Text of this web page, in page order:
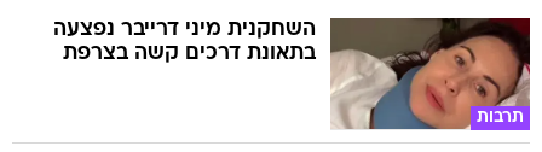
תרבות
השחקנית מיני דרייבר נפצעה
בתאונת דרכים קשה בצרפת